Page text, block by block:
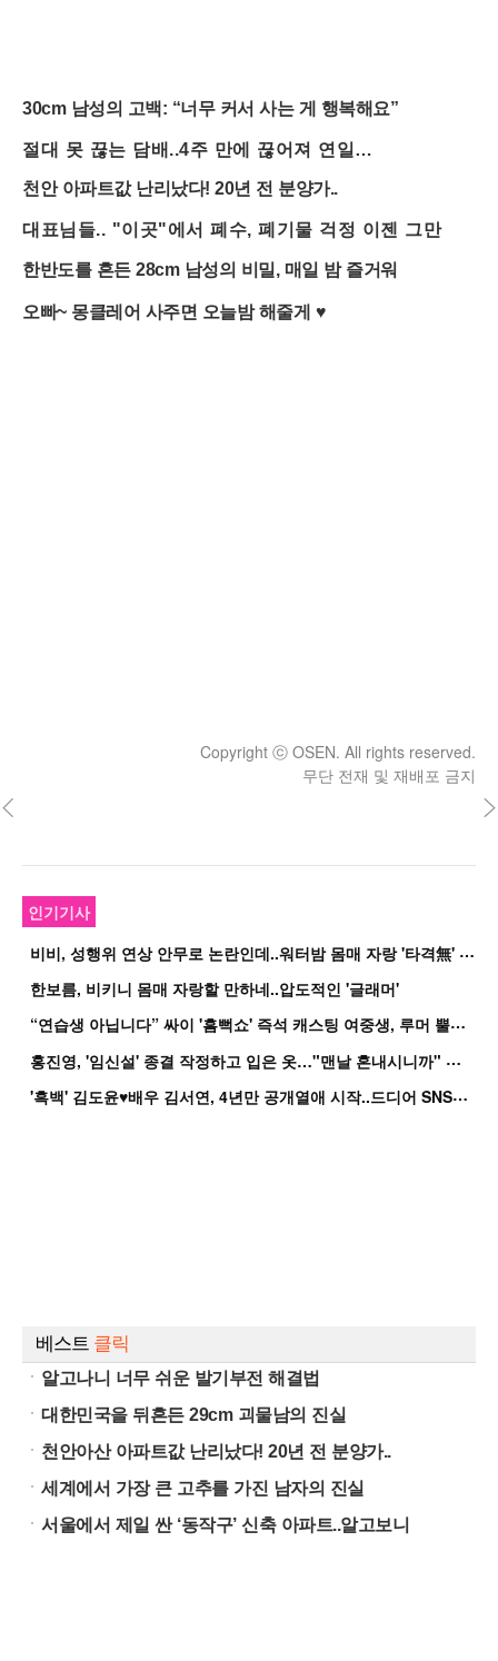
Copyright ⓒ OSEN. All rights reserved.
무단 전재 및 재배포 금지
인기기사
비
비, 성행위 연상 안무로 논란인데..워터밤 몸매 자랑 '타격無' 근황
한보름, 비키니 몸매 자랑할 만하네..압도적인 '글래머'
“
연습생 아닙니다” 싸이 '흠뻑쇼' 즉석 캐스팅 여중생, 루머 뿔났다[Oh!쎈 이...
홍
진영, '임신설' 종결 작정하고 입은 옷…"맨날 혼내시니까" 억울
'
흑백' 김도윤♥배우 김서연, 4년만 공개열애 시작..드디어 SNS에 노출 [핫피...